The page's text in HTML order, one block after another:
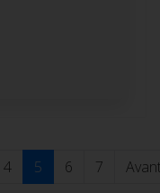
4 5 6 7